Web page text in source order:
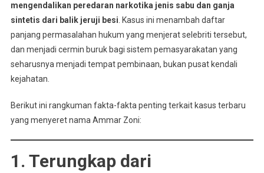
mengendalikan peredaran narkotika jenis sabu dan ganja
sintetis dari balik jeruji besi. Kasus ini menambah daftar
panjang permasalahan hukum yang menjerat selebriti tersebut,
dan menjadi cermin buruk bagi sistem pemasyarakatan yang
seharusnya menjadi tempat pembinaan, bukan pusat kendali
kejahatan.
Berikut ini rangkuman fakta-fakta penting terkait kasus terbaru
yang menyeret nama Ammar Zoni:
1. Terungkap dari